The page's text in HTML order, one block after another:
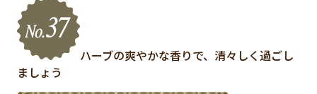
ハーブの爽やかな香りで、清々しく過ごし
ましょう